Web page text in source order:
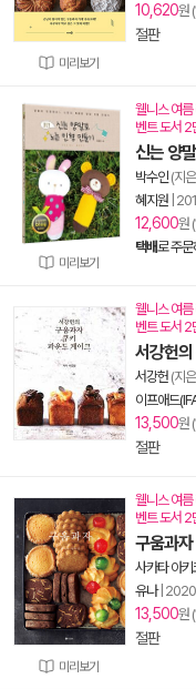
미리보기
10,620원
절판
미리보기
웰니스 여름
벤트 도서 2
신는 양
박수인 (지
혜지원
12,600원
택배로 주문
웰니스 여름
벤트 도서 2
서강헌
서강헌 (지
이프애드
13,500원
절판
미리보기
웰니스 여름
벤트 도서 2
구움과자
사카타 아키
유나|
13,500원
절판